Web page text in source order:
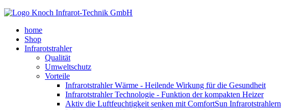
home
Shop
Infrarotstrahler
Qualität
Umweltschutz
Vorteile
Infrarotstrahler Wärme - Heilende Wirkung für die Gesundheit
Infrarotstrahler Technologie - Funktion der kompakten Heizer
Aktiv die Luftfeuchtigkeit senken mit ComfortSun Infrarotstrahlern